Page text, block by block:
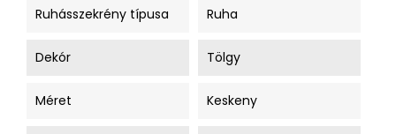
Ruhásszekrény típusa Ruha
Dekór Tölgy
Méret Keskeny